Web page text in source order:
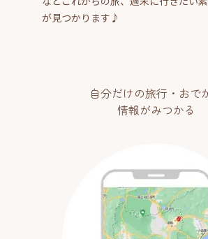
が見つかります♪
自分だけの旅行・おで
情報がみつかる